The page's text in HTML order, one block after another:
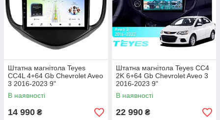
Штатна магнітола Teyes
CC4L 4+64 Gb Chevrolet Aveo
3 2016-2023 9"
В наявності
14 990 ₴
Штатна магнітола Teyes CC4
2K 6+64 Gb Chevrolet Aveo 3
2016-2023 9"
В наявності
22 990 ₴